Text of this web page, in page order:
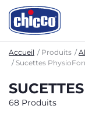
Accueil Produits
Sucettes
68 Produits